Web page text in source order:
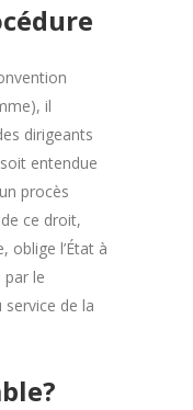
il
dirigeants
entendue
procès
ce droit,
oblige l’État à
le
de la